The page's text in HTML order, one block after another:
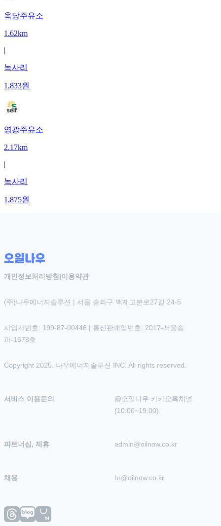
옥당주유소
1.62km
|
녹사리
1,833원
영광주유소
2.17km
|
녹사리
1,875원
개인정보처리방침 |이용약관
(주)나우에너지솔루션 | 서울 송파구 백제고분로27길 24-5
사업자번호: 199-87-00446 | 통신판매업번호: 2017-서울송
파-1678호
Copyright 2025. 나우에너지솔루션 INC. All rights reserved.
서비스 이용문의
@오일나우 카카오톡채널
(10:00~19:00)
파트너십, 제휴 admin@oilnow.co.kr
채용 hr@oilnow.co.kr